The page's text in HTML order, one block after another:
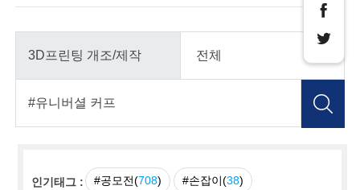
인기태그 : #공모전(708) #손잡이(38)